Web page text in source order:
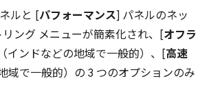
ルと [パフォーマンス] パネルのネッ
リング メニューが簡素化され、[オフラ
インドなどの地域で一般的）、[高速
域で一般的）の 3 つのオプションのみ